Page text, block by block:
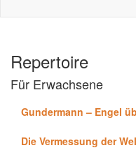
Repertoire
Für Erwachsene
Gundermann – Engel
Die Vermessung der